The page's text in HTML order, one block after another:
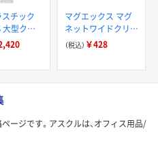
チック
大型クリ
ドクリ
ック BC-
マグエックス マグ
ネットワイドクリッ
プ MCWD-210W 1
（税込） ￥428
ページです。アスクルは、オフィス用品/